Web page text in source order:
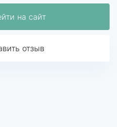
на сайт
отзыв